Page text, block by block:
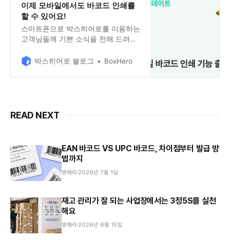
이제 모바일에서도 바코드 인쇄를
할 수 있어요!
스마트폰으로 박스히어로를 이용하는
고객님들께 기쁜 소식을 전해 드려요!
쇄할 수 있어요. 제품뿐만 아니라 입
답니다. 박스히어로 블로그에서 모바
박스히어로 블로그 BoxHero
READ NEXT
EAN 바코드 VS UPC 바코드, 차이점부터 발급 방
법까지
방해리 2026년 7월 1일
재고 관리가 잘 되는 사업장에서는 3정5S를 실천
해요
방해리 2026년 6월 15일